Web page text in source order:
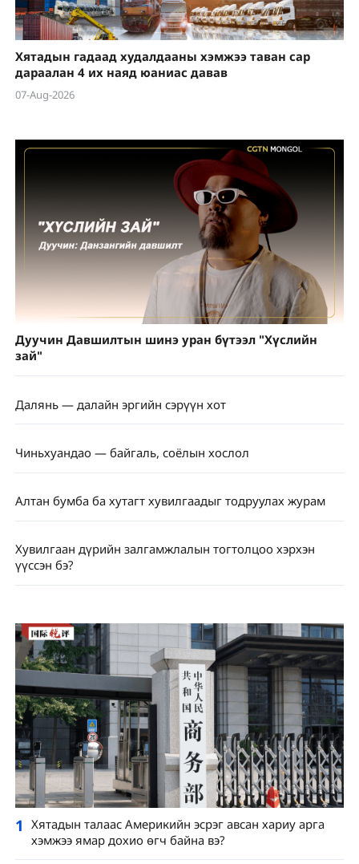
Хятадын гадаад худалдааны хэмжээ таван сар
дараалан 4 их наяд юаниас давав
07-Aug-2026
Дуучин Давшилтын шинэ уран бүтээл "Хүслийн
зай"
Далянь — далайн эргийн сэрүүн хот
Чиньхуандао — байгаль, соёлын хослол
Алтан бумба ба хутагт хувилгаадыг тодруулах журам
Хувилгаан дүрийн залгамжлалын тогтолцоо хэрхэн
үүссэн бэ?
1 Хятадын талаас Америкийн эсрэг авсан хариу арга
хэмжээ ямар дохио өгч байна вэ?